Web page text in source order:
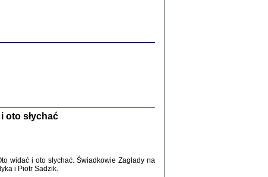
oto słychać
widać i oto słychać. Świadkowie Zagłady na
i Piotr Sadzik.